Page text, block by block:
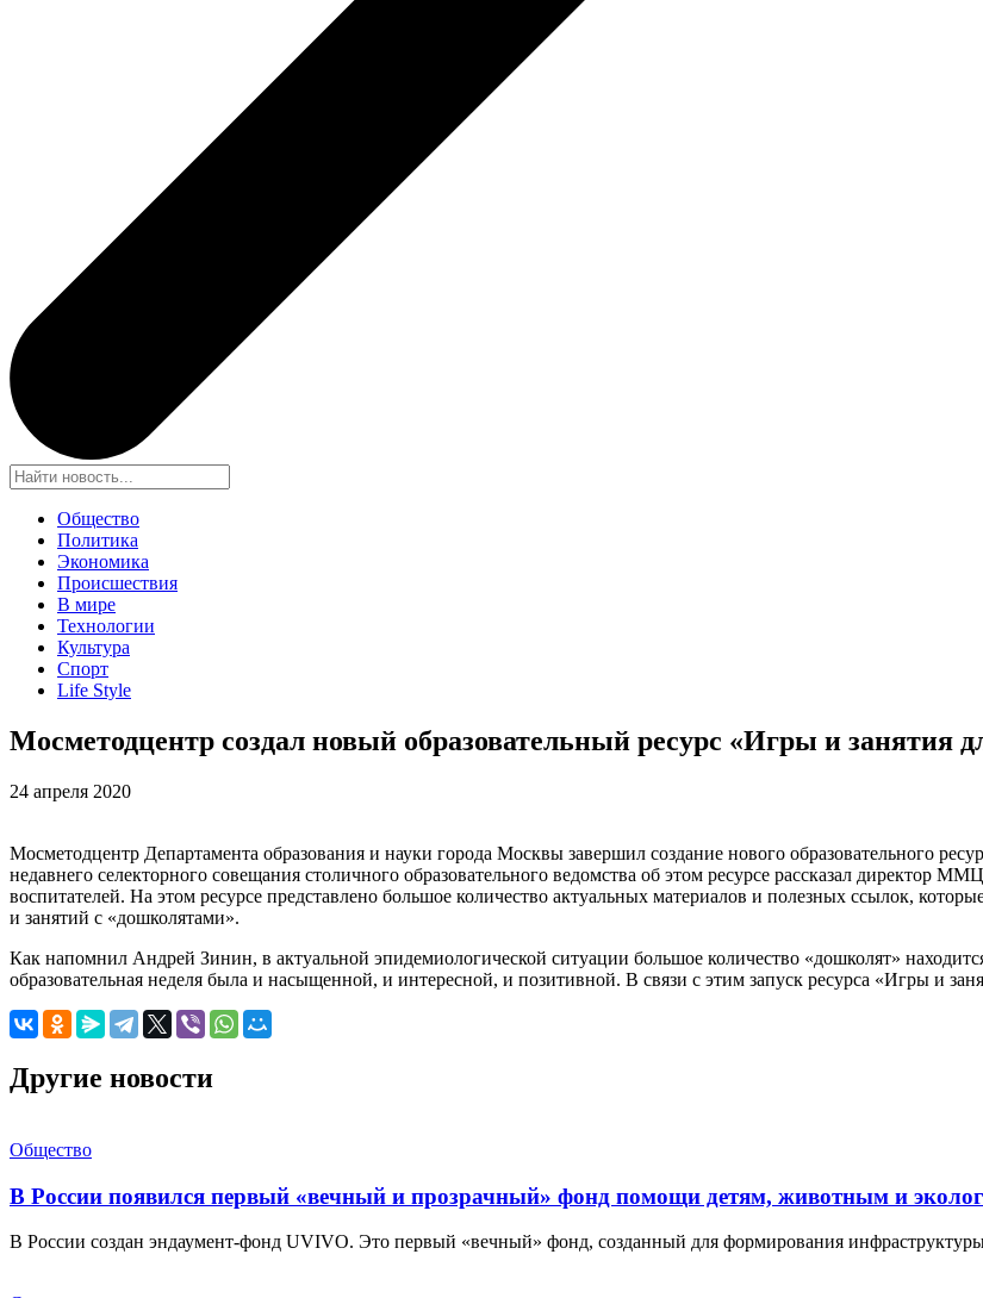
Общество
Политика
Экономика
Происшествия
В мире
Технологии
Культура
Спорт
Life Style
Мосметодцентр создал новый образовательный ресурс «Игры и занятия
24 апреля 2020
Мосметодцентр Департамента образования и науки города Москвы завершил создание нового образовательного
недавнего селекторного совещания столичного образовательного ведомства об этом ресурсе рассказал директор
воспитателей. На этом ресурсе представлено большое количество актуальных материалов и полезных ссылок,
и занятий с «дошколятами».
Как напомнил Андрей Зинин, в актуальной эпидемиологической ситуации большое количество «дошколят»
образовательная неделя была и насыщенной, и интересной, и позитивной. В связи с этим запуск ресурса «Игры и
Другие новости
Общество
В России появился первый «вечный и прозрачный» фонд помощи детям, животным и
В России создан эндаумент-фонд UVIVO. Это первый «вечный» фонд, созданный для формирования